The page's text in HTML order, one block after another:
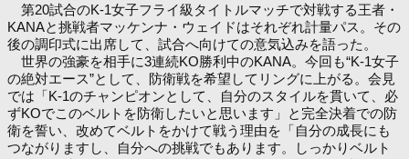
第20試合のK-1女子フライ級タイトルマッチで対戦する王者・
KANAと挑戦者マッケンナ・ウェイドはそれぞれ計量パス。その
後の調印式に出席して、試合へ向けての意気込みを語った。
世界の強豪を相手に3連続KO勝利中のKANA。今回も“K-1女子
の絶対エース”として、防衛戦を希望してリングに上がる。会見
では「K-1のチャンピオンとして、自分のスタイルを貫いて、必
ずKOでこのベルトを防衛したいと思います」と完全決着での防
衛を誓い、改めてベルトをかけて戦う理由を「自分の成長にも
つながりますし、自分への挑戦でもあります。しっかりベルト